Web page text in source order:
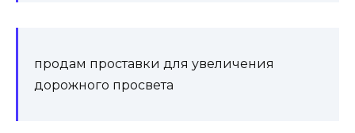
продам проставки для увеличения
дорожного просвета